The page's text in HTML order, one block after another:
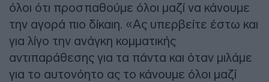
όλοι ότι προσπαθούμε όλοι μαζί να κάνουμε
την αγορά πιο δίκαιη. «Ας υπερβείτε έστω και
για λίγο την ανάγκη κομματικής
αντιπαράθεσης για τα πάντα και όταν μιλάμε
για το αυτονόητο ας το κάνουμε όλοι μαζί